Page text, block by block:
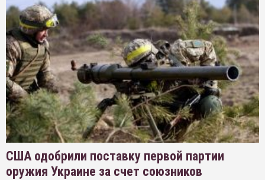
США одобрили поставку первой партии
оружия Украине за счет союзников